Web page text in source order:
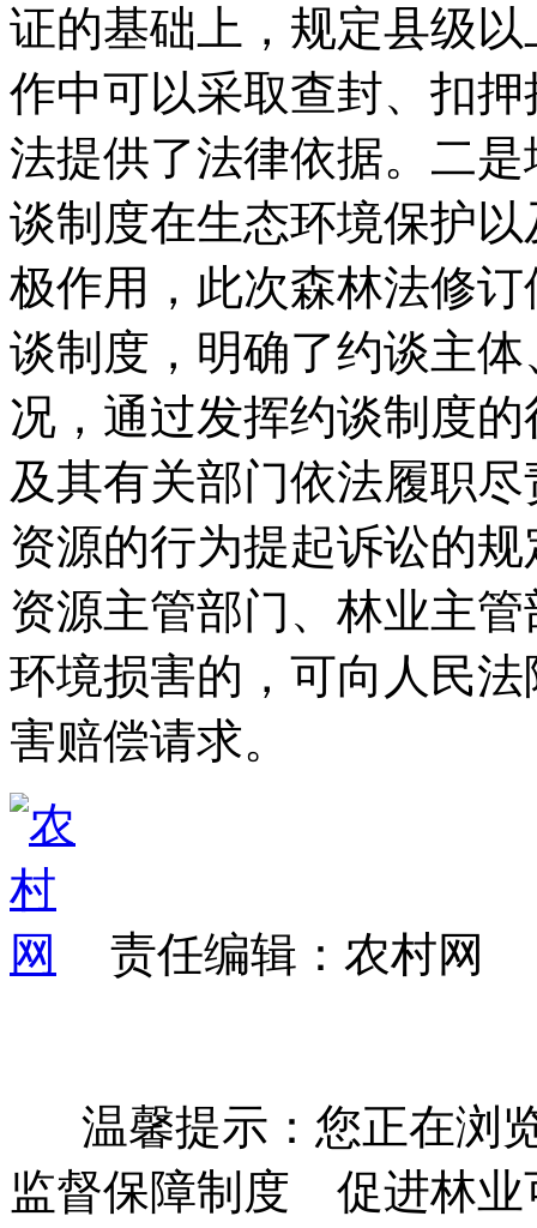
证的基础上，规定县级
作中可以采取查封、扣
法提供了法律依据。二
谈制度在生态环境保护
极作用，此次森林法修
谈制度，明确了约谈主
况，通过发挥约谈制度
及其有关部门依法履职
资源的行为提起诉讼的
资源主管部门、林业主
环境损害的，可向人民
害赔偿请求。
责任编辑：农村网
温馨提示：您正在浏
监督保障制度 促进林业